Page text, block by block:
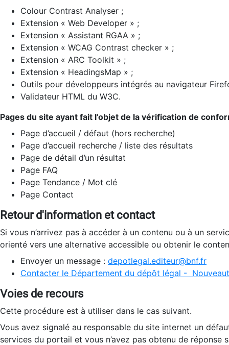
Colour Contrast Analyser ;
Extension « Web Developer » ;
Extension « Assistant RGAA » ;
Extension « WCAG Contrast checker » ;
Extension « ARC Toolkit » ;
Extension « HeadingsMap » ;
Outils pour développeurs intégrés au navigateur
Validateur HTML du W3C.
Pages du site ayant fait l’objet de la vérification de
Page d’accueil / défaut (hors recherche)
Page d’accueil recherche / liste des résultats
Page de détail d’un résultat
Page FAQ
Page Tendance / Mot clé
Page Contact
Retour d'information et contact
Si vous n’arrivez pas à accéder à un contenu ou à un
orienté vers une alternative accessible ou obtenir le
Envoyer un message : depotlegal.editeur@bnf.fr
Contacter le Département du dépôt légal -
Voies de recours
Cette procédure est à utiliser dans le cas suivant.
Vous avez signalé au responsable du site internet un
services du portail et vous n’avez pas obtenu de réponse